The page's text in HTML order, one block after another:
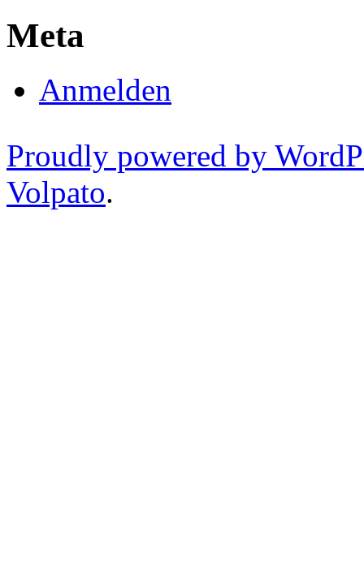
Meta
Anmelden
Proudly powered by
Volpato.